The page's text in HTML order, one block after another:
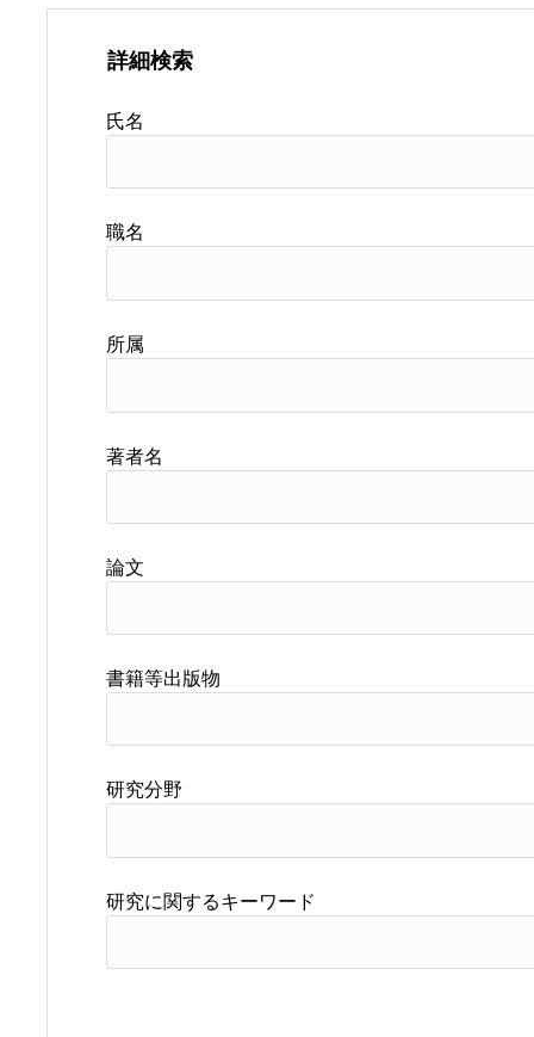
詳細検索
氏名
職名
所属
著者名
論文
書籍等出版物
研究分野
研究に関するキーワード